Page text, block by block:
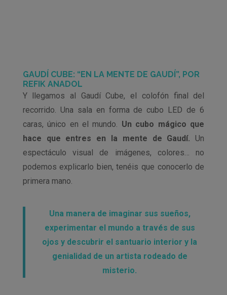
GAUDÍ CUBE: “EN LA MENTE DE GAUDÍ”, POR
REFIK ANADOL
Y llegamos al Gaudí Cube, el colofón final del
recorrido. Una sala en forma de cubo LED de 6
caras, único en el mundo. Un cubo mágico que
hace que entres en la mente de Gaudí. Un
espectáculo visual de imágenes, colores… no
podemos explicarlo bien, tenéis que conocerlo de
primera mano.
Una manera de imaginar sus sueños,
experimentar el mundo a través de sus
ojos y descubrir el santuario interior y la
genialidad de un artista rodeado de
misterio.